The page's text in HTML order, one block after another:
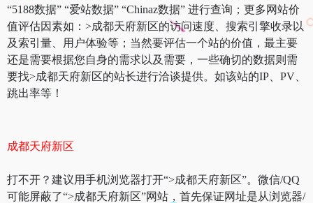
“5188数据” “爱站数据” “Chinaz数据” 进行查询；更多网站价
值评估因素如：>成都天府新区的访问速度、搜索引擎收录以
及索引量、用户体验等；当然要评估一个站的价值，最主要
还是需要根据您自身的需求以及需要，一些确切的数据则需
要找>成都天府新区的站长进行洽谈提供。如该站的IP、PV、
跳出率等！
成都天府新区
打不开？建议用手机浏览器打开“>成都天府新区”。微信/QQ
可能屏蔽了“>成都天府新区”网站，首先保证网址是从浏览器/